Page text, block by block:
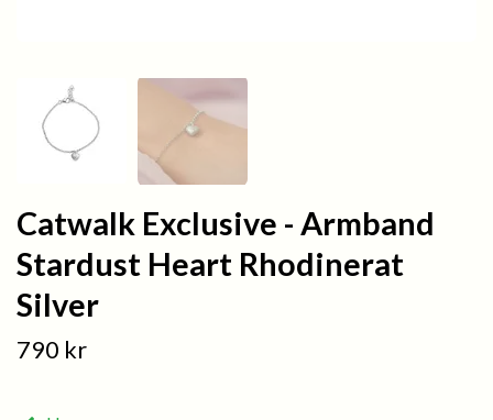
Catwalk Exclusive - Armband
Stardust Heart Rhodinerat
Silver
790 kr